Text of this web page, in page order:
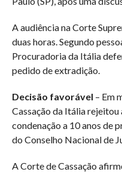
A audiência na Corte
duas horas. Segundo
Procuradoria da Itália
pedido de extradição.
Decisão favorável – Em
Cassação da Itália rejeitou
condenação a 10 anos de
do Conselho Nacional de
A Corte de Cassação